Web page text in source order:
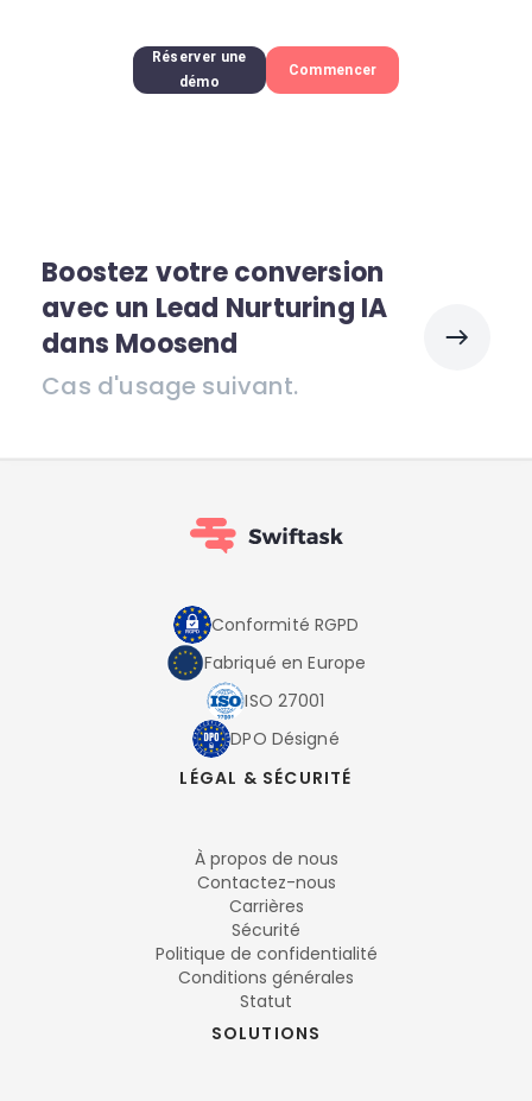
Réserver une
démo
Commencer
Boostez votre conversion
avec un Lead Nurturing IA
dans Moosend
Cas d'usage suivant.
Conformité RGPD
Fabriqué en Europe
ISO 27001
DPO Désigné
LÉGAL & SÉCURITÉ
À propos de nous
Contactez-nous
Carrières
Sécurité
Politique de confidentialité
Conditions générales
Statut
SOLUTIONS